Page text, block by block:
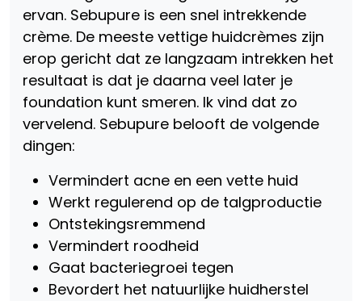
ervan. Sebupure is een snel intrekkende
crème. De meeste vettige huidcrèmes zijn
erop gericht dat ze langzaam intrekken het
resultaat is dat je daarna veel later je
foundation kunt smeren. Ik vind dat zo
vervelend. Sebupure belooft de volgende
dingen:
Vermindert acne en een vette huid
Werkt regulerend op de talgproductie
Ontstekingsremmend
Vermindert roodheid
Gaat bacteriegroei tegen
Bevordert het natuurlijke huidherstel